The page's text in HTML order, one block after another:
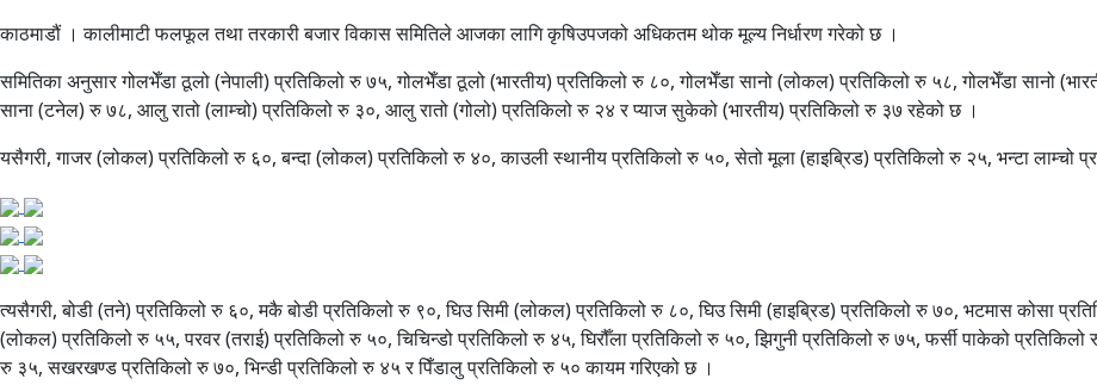
काठमाडौं । कालीमाटी फलफूल तथा तरकारी बजार विकास समितिले आजका लागि कृषिउपजको अधिकतम थोक मूल्य निर्धारण गरेको छ ।
समितिका अनुसार गोलभेँडा ठूलो (नेपाली) प्रतिकिलो रु ७५, गोलभेँडा ठूलो (भारतीय) प्रतिकिलो रु ८०, गोलभेँडा सानो (लोकल) प्रतिकिलो रु ५८, गोलभेँडा सानो
साना (टनेल) रु ७८, आलु रातो (लाम्चो) प्रतिकिलो रु ३०, आलु रातो (गोलो) प्रतिकिलो रु २४ र प्याज सुकेको (भारतीय) प्रतिकिलो रु ३७ रहेको छ ।
यसैगरी, गाजर (लोकल) प्रतिकिलो रु ६०, बन्दा (लोकल) प्रतिकिलो रु ४०, काउली स्थानीय प्रतिकिलो रु ५०, सेतो मूला (हाइब्रिड) प्रतिकिलो रु २५, भन्टा लाम्चो
त्यसैगरी, बोडी (तने) प्रतिकिलो रु ६०, मकै बोडी प्रतिकिलो रु ९०, घिउ सिमी (लोकल) प्रतिकिलो रु ८०, घिउ सिमी (हाइब्रिड) प्रतिकिलो रु ७०, भटमास कोसा
(लोकल) प्रतिकिलो रु ५५, परवर (तराई) प्रतिकिलो रु ५०, चिचिन्डो प्रतिकिलो रु ४५, घिरौँला प्रतिकिलो रु ५०, झिगुनी प्रतिकिलो रु ७५, फर्सी पाकेको प्रतिकिलो
रु ३५, सखरखण्ड प्रतिकिलो रु ७०, भिन्डी प्रतिकिलो रु ४५ र पिँडालु प्रतिकिलो रु ५० कायम गरिएको छ ।